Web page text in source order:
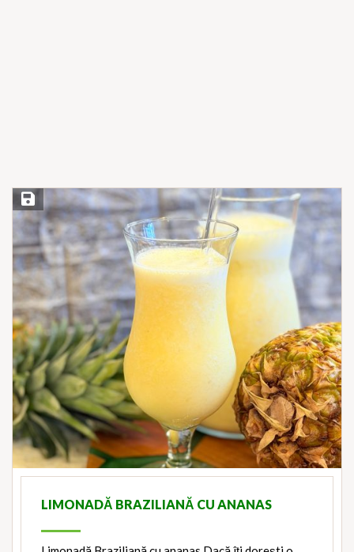
Save Recipe
LIMONADĂ BRAZILIANĂ CU ANANAS